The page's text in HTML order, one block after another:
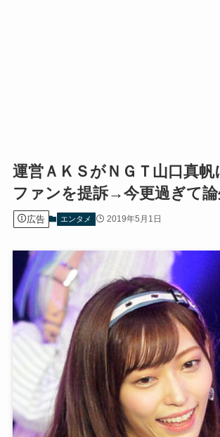
運営ＡＫＳがＮＧＴ山口真帆
ファンを提訴→今更過ぎて論
広告 エンタメ 2019年5月1日